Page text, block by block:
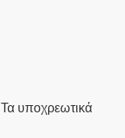
Τα υποχρεωτικά